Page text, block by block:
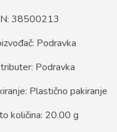
38500213
Podravka
Podravka
Plastično pakiranje
količina: 20.00 g